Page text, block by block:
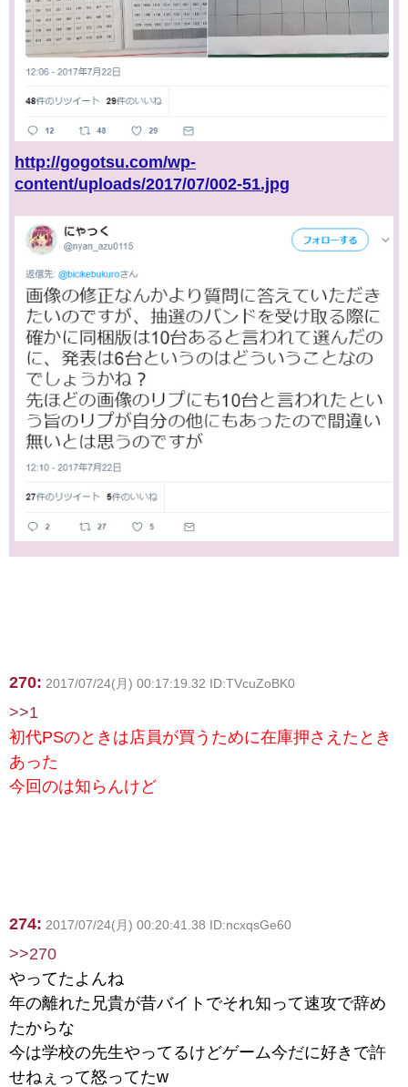
http://gogotsu.com/wp-
content/uploads/2017/07/002-51.jpg
270: 2017/07/24(月) 00:17:19.32 ID:TVcuZoBK0
>>1
初代PSのときは店員が買うために在庫押さえたとき
あった
今回のは知らんけど
274: 2017/07/24(月) 00:20:41.38 ID:ncxqsGe60
>>270
やってたよんね
年の離れた兄貴が昔バイトでそれ知って速攻で辞め
たからな
今は学校の先生やってるけどゲーム今だに好きで許
せねぇって怒ってたw